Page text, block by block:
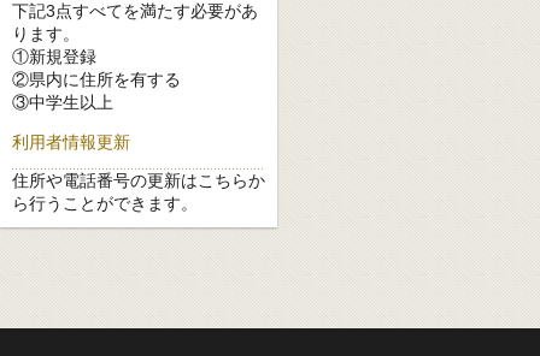
下記3点すべてを満たす必要があ
ります。
①新規登録
②県内に住所を有する
③中学生以上
利用者情報更新
住所や電話番号の更新はこちらか
ら行うことができます。